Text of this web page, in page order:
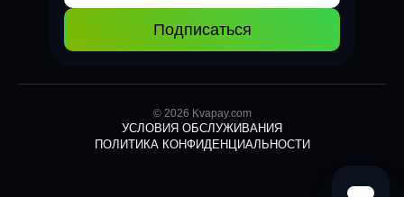
Подписаться
© 2026 Kvapay.com
УСЛОВИЯ ОБСЛУЖИВАНИЯ
ПОЛИТИКА КОНФИДЕНЦИАЛЬНОСТИ